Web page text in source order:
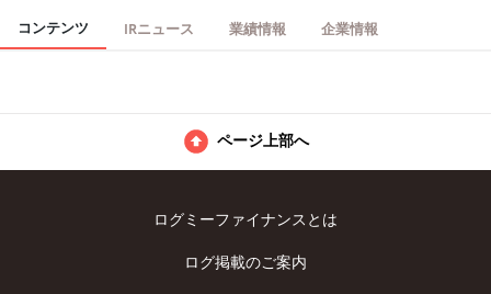
コンテンツ IRニュース 業績情報 企業情報
ページ上部へ
ログミーファイナンスとは
ログ掲載のご案内